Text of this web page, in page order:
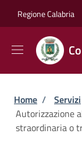
Regione Calabria
Briciole
Home / Servizi
Autorizzazione
straordinaria o